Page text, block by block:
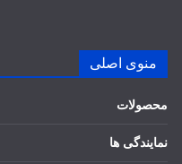
منوی اصلی
محصولات
نمایندگی ها